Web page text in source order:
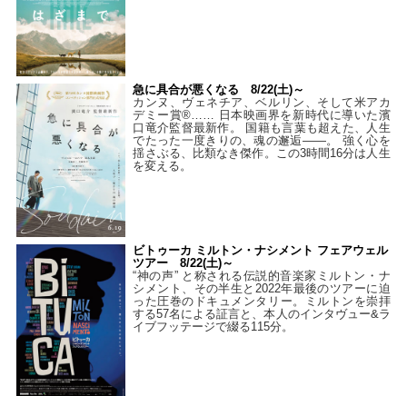
急に具合が悪くなる 8/22(土)～
カンヌ、ヴェネチア、ベルリン、そして米アカ
デミー賞®…… 日本映画界を新時代に導いた濱
口竜介監督最新作。 国籍も言葉も超えた、人生
でたった一度きりの、魂の邂逅――。 強く心を
揺さぶる、比類なき傑作。この3時間16分は人生
を変える。
ビトゥーカ ミルトン・ナシメント フェアウェル
ツアー 8/22(土)～
“神の声” と称される伝説的音楽家ミルトン・ナ
シメント、その半生と2022年最後のツアーに迫
った圧巻のドキュメンタリー。ミルトンを崇拝
する57名による証言と、本人のインタヴュー&ラ
イブフッテージで綴る115分。